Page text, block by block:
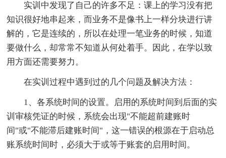
实训中发现了自己的许多不足：课上的学习没有把
知识很好地串起来，而业务不是像书上一样分块进行讲
解的，它是连续的，所以在处理一笔业务的时候，知道
要做什么，却常常不知道从何处着手。因此，在学以致
用方面还需要努力。
在实训过程中遇到过的几个问题及解决方法：
1、各系统时间的设置。启用的系统时间到后面的实
训审核凭证的时候，系统会出现"不能超前建账时
间"或"不能滞后建账时间"，这一错误的根源在于启动总
账系统时间时，必须大于或等于账套的启用时间。